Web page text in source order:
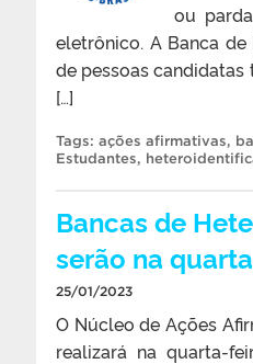
ou
eletrônico. A Banca
de pessoas
[…]
Tags: ações afirmativas,
Estudantes,
Bancas de
serão na
25/01/2023
O Núcleo de Ações
realizará na quarta-